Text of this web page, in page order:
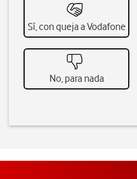
Sí, con queja a Vodafone
No, para nada